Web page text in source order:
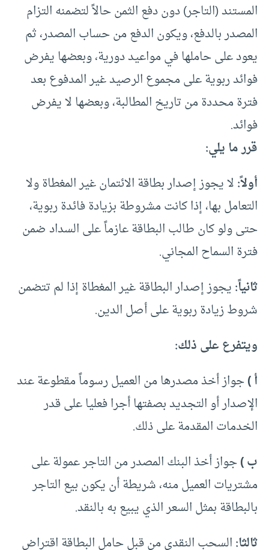
المستند (التاجر) دون دفع الثمن حالاً لتضمنه التزام
المصدر بالدفع، ويكون الدفع من حساب المصدر، ثم
يعود على حاملها في مواعيد دورية، وبعضها يفرض
فوائد ربوية على مجموع الرصيد غير المدفوع بعد
فترة محددة من تاريخ المطالبة، وبعضها لا يفرض
فوائد.
قرر ما يلي:
أولاً:لا يجوز إصدار بطاقة الائتمان غير المغطاة ولا
التعامل بها، إذا كانت مشروطة بزيادة فائدة ربوية،
حتى ولو كان طالب البطاقة عازماً على السداد ضمن
فترة السماح المجاني.
ثانياً:يجوز إصدار البطاقة غير المغطاة إذا لم تتضمن
شروط زيادة ربوية على أصل الدين.
ويتفرع على ذلك:
أ )جواز أخذ مصدرها من العميل رسوماً مقطوعة عند
الإصدار أو التجديد بصفتها أجرا فعليا على قدر
الخدمات المقدمة على ذلك.
ب )جواز أخذ البنك المصدر من التاجر عمولة على
مشتريات العميل منه، شريطة أن يكون بيع التاجر
بالبطاقة بمثل السعر الذي يبيع به بالنقد.
ثالثا:السحب النقدي من قبل حامل البطاقة اقتراض